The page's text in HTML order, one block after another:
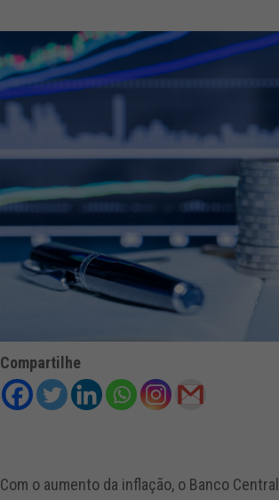
Compartilhe
Com o aumento da inflação, o Banco